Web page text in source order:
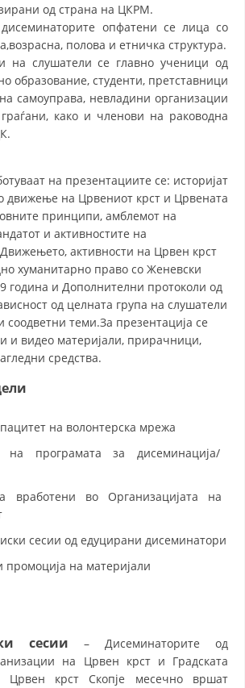
ХУМАНИТАРНА ДЕЈНОСТ
КАКО ДА ДОНИРАТЕ
И ДЕЈСТВО ПРИ КАТАСТРОФИ
СПАСИТЕЛНА СТАНИЦА ВОДНО
ОДНОСИ СО ЈАВНОСТ
НА ЈАВНО МИСЛЕЊЕ
ДОГОВОРИ
НА СЛУЖБАТА ЗА БАРАЊЕ
ФОРМУЛАРИ ЗА БАРАЊА
ПРЕВЕНТИВНА ДЕЈНОСТ
ЗА НАС
од страна на ЦКРМ.
опфатени се лица со
полова и етничка структура.
на слушатели се главно ученици од
образование, студенти, претставници
самоуправа, невладини организации
како и членови на раководна
на презентациите се: историјат
движење на Црвениот крст и Црвената
принципи, амблемот на
и активностите на
активности на Црвен крст
хуманитарно право со Женевски
година и Дополнителни протоколи од
од целната група на слушатели
соодветни теми.За презентација се
и видео материјали, прирачници,
средства.
на волонтерска мрежа
на програмата за дисеминација/
вработени во Организацијата на
сесии од едуцирани дисеминатори
на материјали
сесии – Дисеминаторите од
на Црвен крст и Градската
Црвен крст Скопје месечно вршат